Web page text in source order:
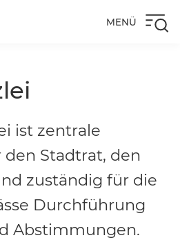
MENÜ
ist zentrale
Stadtrat, den
zuständig für die
Durchführung
Abstimmungen.